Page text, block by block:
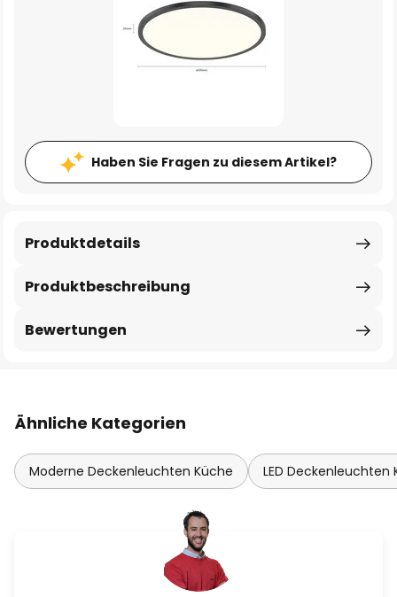
Haben Sie Fragen zu diesem Artikel?
Produktbeschreibung
Produktdetails
Bewertungen
Ähnliche Kategorien
Moderne Deckenleuchten Küche LED Deckenleuchten